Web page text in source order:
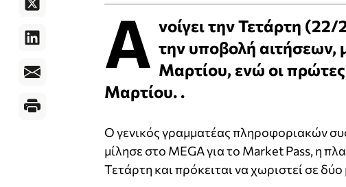
Α νοίγει την Τετάρτη
την υποβολή αιτήσεων,
Μαρτίου, ενώ οι
Μαρτίου. .
Ο γενικός γραμματέας πληροφοριακών
μίλησε στο MEGA για το Market Pass, η
Τετάρτη και πρόκειται να χωριστεί σε